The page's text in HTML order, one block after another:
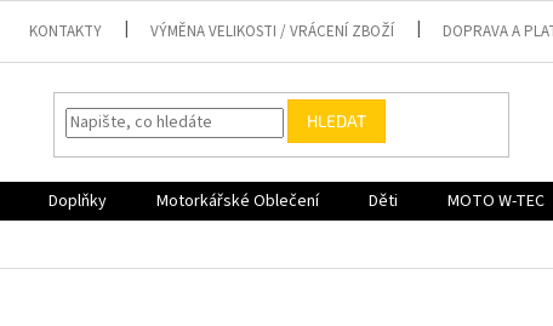
KONTAKTY VÝMĚNA VELIKOSTI / VRÁCENÍ ZBOŽÍ DOPRAVA A
HLEDAT
Doplňky Motorkářské Oblečení Děti MOTO W-TEC